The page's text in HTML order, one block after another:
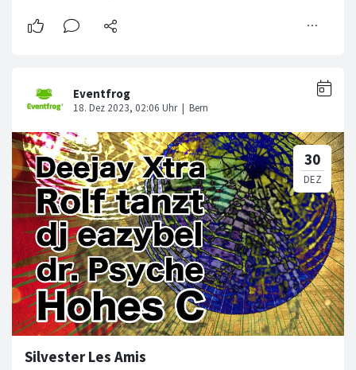
Silvester Les Amis